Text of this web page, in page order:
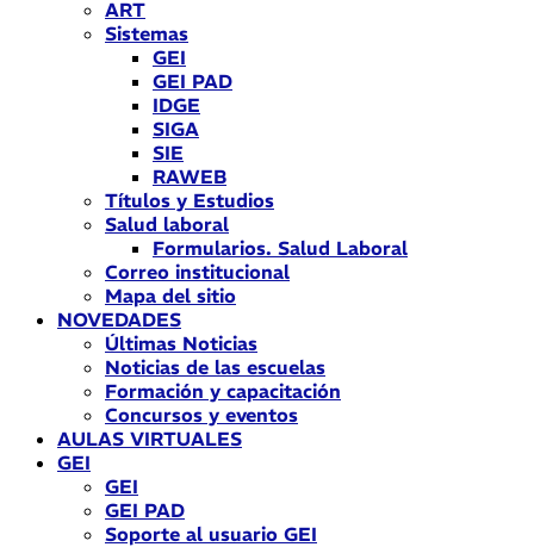
ART
Sistemas
GEI
GEI PAD
IDGE
SIGA
SIE
RAWEB
Títulos y Estudios
Salud laboral
Formularios. Salud Laboral
Correo institucional
Mapa del sitio
NOVEDADES
Últimas Noticias
Noticias de las escuelas
Formación y capacitación
Concursos y eventos
AULAS VIRTUALES
GEI
GEI
GEI PAD
Soporte al usuario GEI